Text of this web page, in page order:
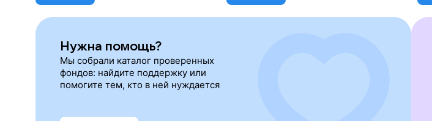
Нужна помощь?
Мы собрали каталог проверенных
фондов: найдите поддержку или
помогите тем, кто в ней нуждается